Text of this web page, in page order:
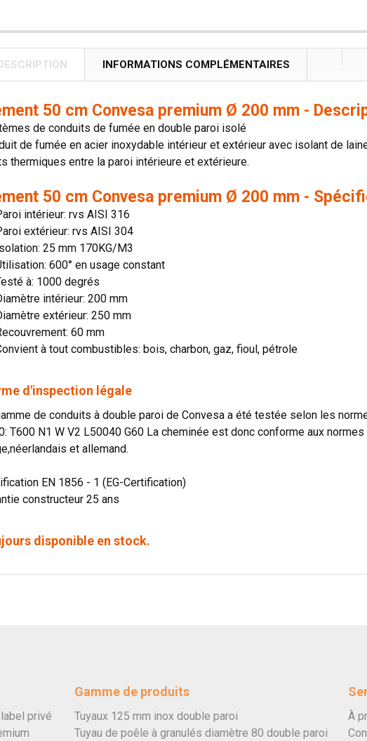
INFORMATIONS COMPLÉMENTAIRES
50 cm Convesa premium Ø 200 mm -
de conduits de fumée en double paroi isolé
de fumée en acier inoxydable intérieur et extérieur avec isolant de
thermiques entre la paroi intérieure et extérieure.
50 cm Convesa premium Ø 200 mm -
intérieur: rvs AISI 316
extérieur: rvs AISI 304
25 mm 170KG/M3
600° en usage constant
à: 1000 degrés
intérieur: 200 mm
extérieur: 250 mm
60 mm
à tout combustibles: bois, charbon, gaz, fioul, pétrole
d'inspection légale
de conduits à double paroi de Convesa a été testée selon les
T600 N1 W V2 L50040 G60 La cheminée est donc conforme aux
et allemand.
EN 1856 - 1 (EG-Certification)
constructeur 25 ans
disponible en stock.
privé
Gamme de produits
Tuyaux 125 mm inox double paroi
Tuyau de poêle à granulés diamètre 80 double paroi
À